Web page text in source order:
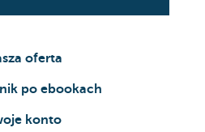
oferta
po ebookach
konto